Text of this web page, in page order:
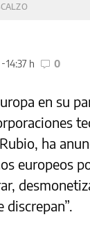
14:37 h 0
en su
ha
europeos